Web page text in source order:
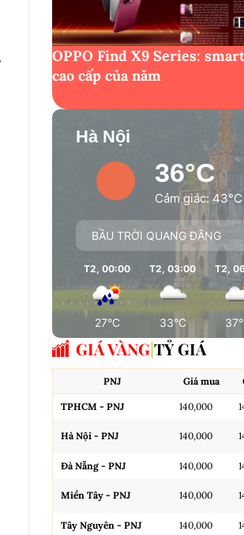
OPPO Find X9 Series:
cao cấp của năm
Hà Nội
36°C
Cảm giác: 43°C
BẦU TRỜI QUANG ĐÃNG
T2, 00:00
27°C
T2, 03:00
33°C
T2,
GIÁ VÀNG TỶ GIÁ
PNJ Giá mua
TPHCM - PNJ 140,000
Hà Nội - PNJ 140,000
Đà Nẵng - PNJ 140,000
Miền Tây - PNJ 140,000
Tây Nguyên - PNJ 140,000